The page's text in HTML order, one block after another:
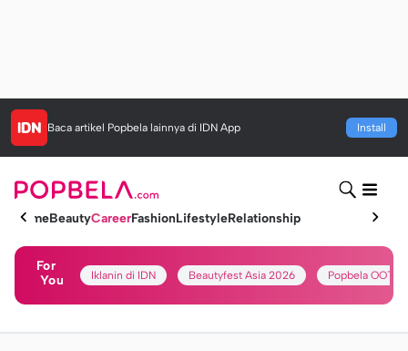
Baca artikel Popbela lainnya di IDN App Install
HomeBeautyCareerFashionLifestyleRelationship
For
You
Iklanin di IDN Beautyfest Asia 2026 Popbela OOTD